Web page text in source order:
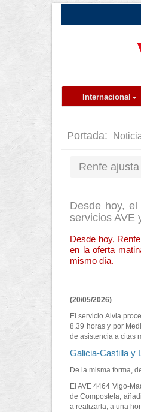
Internacional
Portada:
Renfe
Desde hoy,
servicios AVE
Desde hoy,
en la oferta
mismo día.
(20/05/2026)
El servicio Alvia
8.39 horas y por
de asistencia a citas
Galicia-Castilla y
De la misma forma,
El AVE 4464 Vigo-
de Compostela,
a realizarla, a una